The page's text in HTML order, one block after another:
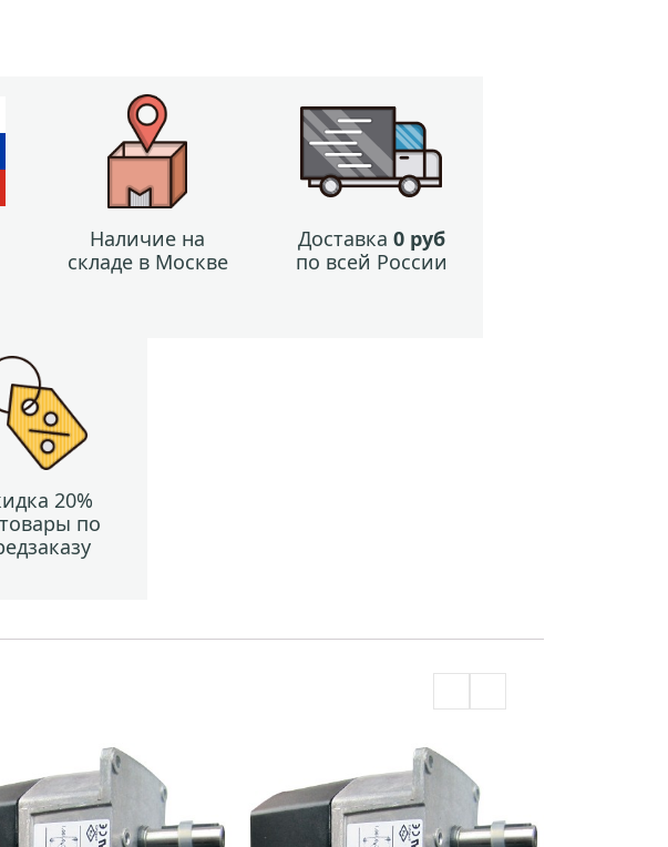
Наличие на
складе в Москве
Доставка 0 руб
по всей России
20%
по